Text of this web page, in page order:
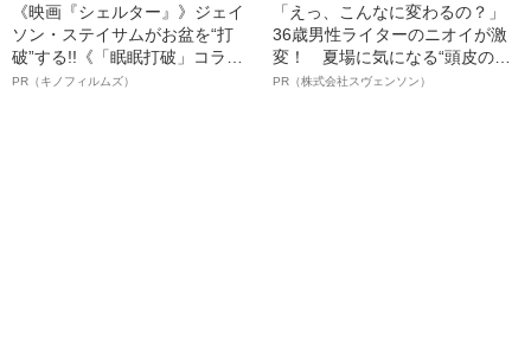
《映画『シェルター』》ジェイ
ソン・ステイサムがお盆を“打
破”する!!《「眠眠打破」コラ
ボ》
PR（キノフィルムズ）
「えっ、こんなに変わるの？」
36歳男性ライターのニオイが激
変！ 夏場に気になる“頭皮のニ
オイ”や“ベタつき”を解消す
PR（株式会社スヴェンソン）